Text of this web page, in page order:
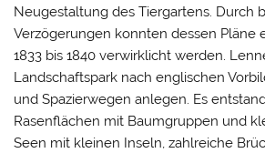
Neugestaltung des Tiergartens. Durch
Verzögerungen konnten dessen Pläne
1833 bis 1840 verwirklicht werden.
Landschaftspark nach englischen
und Spazierwegen anlegen. Es
Rasenflächen mit Baumgruppen und
Seen mit kleinen Inseln, zahlreiche